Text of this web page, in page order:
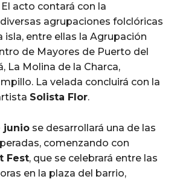
El acto contará con la
agrupaciones folclóricas
isla, entre ellas la Agrupación
de Mayores de Puerto del
La Molina de la Charca,
La velada concluirá con la
Solista Flor.
junio se desarrollará una de las
comenzando con
Fest, que se celebrará entre las
en la plaza del barrio,